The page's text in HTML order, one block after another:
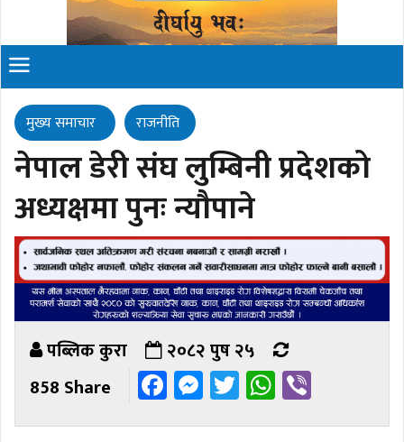
मुख्य समाचार राजनीति
नेपाल डेरी संघ लुम्बिनी प्रदेशको
अध्यक्षमा पुनः न्यौपाने
पब्लिक कुरा
२०८२ पुष २५
858 Share
Facebook
Messenger
Twitter